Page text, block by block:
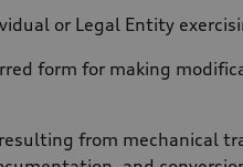
or Legal Entity
form for making
from mechanical